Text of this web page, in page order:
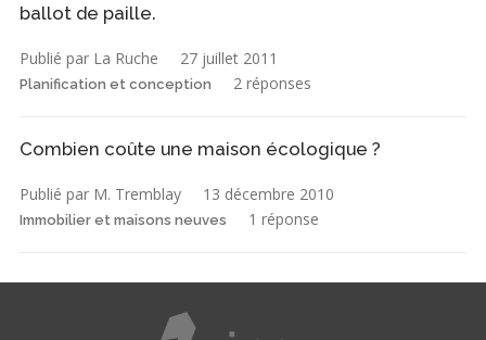
ballot de paille.
Publié par La Ruche 27 juillet 2011
Planification et conception 2 réponses
Combien coûte une maison écologique ?
Publié par M. Tremblay 13 décembre 2010
Immobilier et maisons neuves 1 réponse